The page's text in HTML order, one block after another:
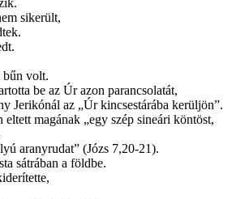
sikerült,
bűn volt.
be az Úr azon parancsolatát,
Jerikónál az „Úr kincsestárába kerüljön”.
magának „egy szép sineári köntöst,
aranyrudat” (Józs 7,20-21).
sátrában a földbe.